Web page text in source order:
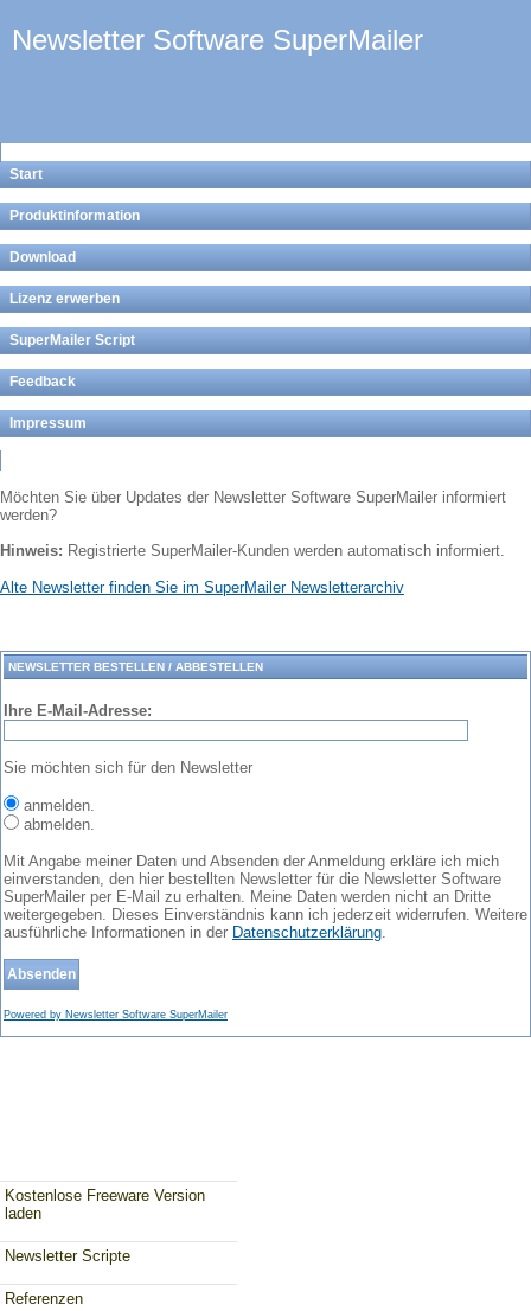
Newsletter Software SuperMailer
Start
Produktinformation
Download
Lizenz erwerben
SuperMailer Script
Feedback
Impressum
Möchten Sie über Updates der Newsletter Software SuperMailer informiert
werden?
Hinweis: Registrierte SuperMailer-Kunden werden automatisch informiert.
Alte Newsletter finden Sie im SuperMailer Newsletterarchiv
NEWSLETTER BESTELLEN / ABBESTELLEN
Ihre E-Mail-Adresse:
Sie möchten sich für den Newsletter
anmelden.
abmelden.
Mit Angabe meiner Daten und Absenden der Anmeldung erkläre ich mich
einverstanden, den hier bestellten Newsletter für die Newsletter Software
SuperMailer per E-Mail zu erhalten. Meine Daten werden nicht an Dritte
weitergegeben. Dieses Einverständnis kann ich jederzeit widerrufen. Weitere
ausführliche Informationen in der Datenschutzerklärung
Powered by Newsletter Software SuperMailer
Kostenlose Freeware Version
laden
Newsletter Scripte
Referenzen